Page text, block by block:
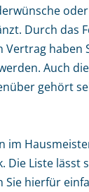
Durch das
haben
Auch
gehört
im
Die Liste
Sie hierfür